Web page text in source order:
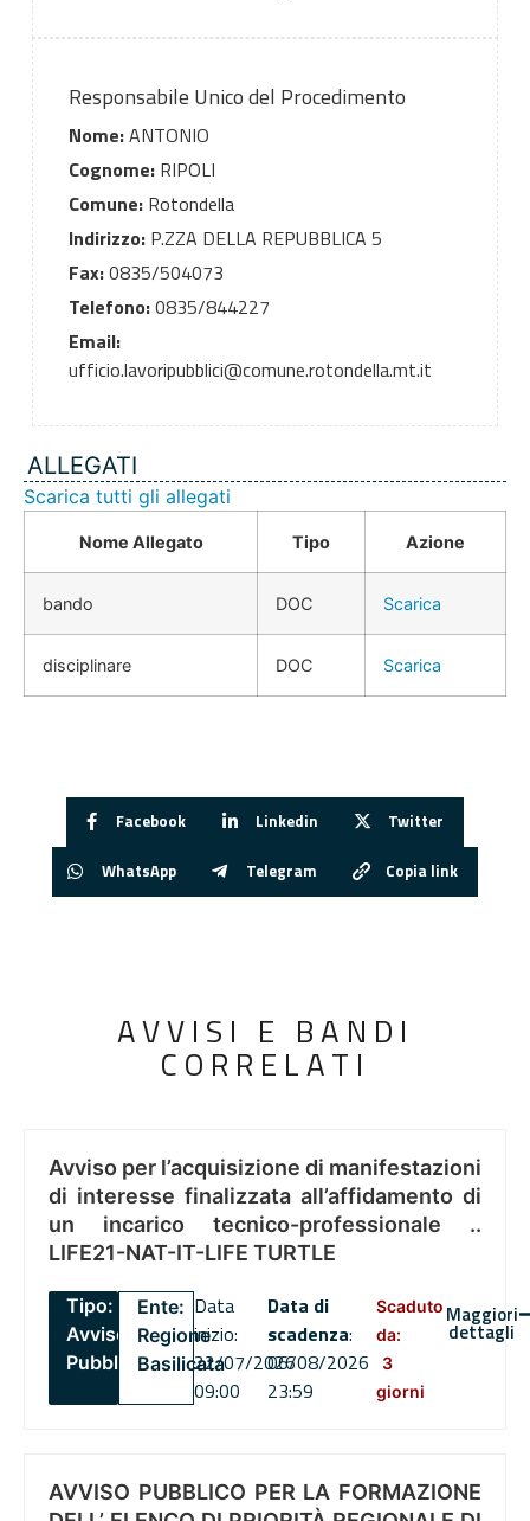
Responsabile Unico del Procedimento
Nome:ANTONIO
Cognome:RIPOLI
Comune:Rotondella
Indirizzo:P.ZZA DELLA REPUBBLICA 5
Fax:0835/504073
Telefono:0835/844227
Email:
ufficio.lavoripubblici@comune.rotondella.mt.it
ALLEGATI
Scarica tutti gli allegati
Nome Allegato Tipo Azione
bando DOC Scarica
disciplinare DOC Scarica
Facebook Linkedin Twitter
WhatsApp Telegram Copia link
AVVISI E BANDI
CORRELATI
Avviso per l’acquisizione di manifestazioni
di interesse finalizzata all’affidamento di
un incarico tecnico-professionale ..
LIFE21-NAT-IT-LIFE TURTLE
Tipo:
Avviso
Pubblico
Ente:
Regione
Basilicata
Data
inizio:
22/07/2026
09:00
Data di
scadenza:
06/08/2026
23:59
Scaduto
da:
3
giorni
Maggiori
dettagli
AVVISO PUBBLICO PER LA FORMAZIONE